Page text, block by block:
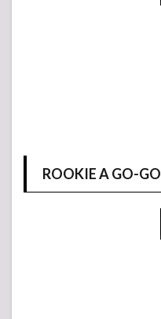
ROOKIE A GO-GO